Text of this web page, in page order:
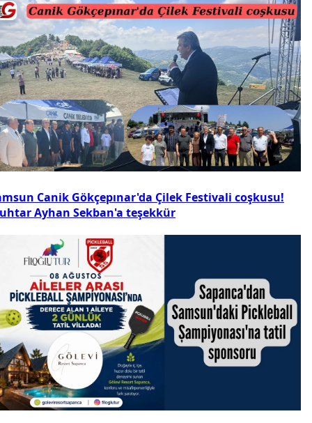
Canik Gökçepınar'da Çilek Festivali coşkusu!
Ayhan Sekban'a teşekkür